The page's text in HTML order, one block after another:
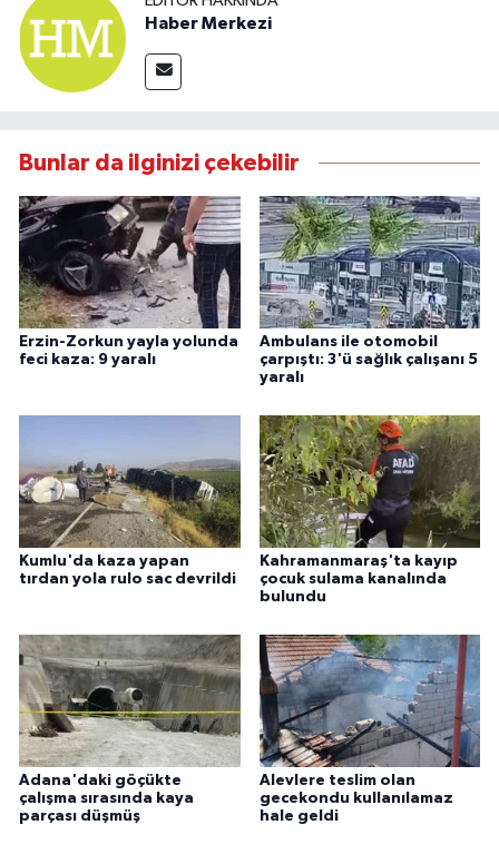
Haber Merkezi
Bunlar da ilginizi çekebilir
Erzin-Zorkun yayla yolunda
feci kaza: 9 yaralı
Ambulans ile otomobil
çarpıştı: 3'ü sağlık çalışanı 5
yaralı
Kumlu'da kaza yapan
tırdan yola rulo sac devrildi
Kahramanmaraş'ta kayıp
çocuk sulama kanalında
bulundu
Adana'daki göçükte
çalışma sırasında kaya
parçası düşmüş
Alevlere teslim olan
gecekondu kullanılamaz
hale geldi